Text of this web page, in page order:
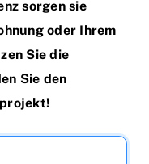
sorgen sie
oder Ihrem
Sie die
Sie den